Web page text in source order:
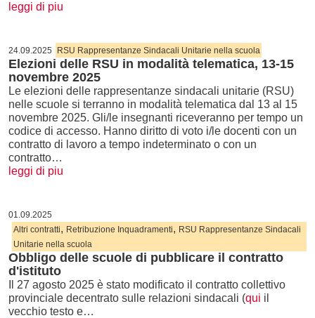
leggi di piu
24.09.2025 RSU Rappresentanze Sindacali Unitarie nella scuola
Elezioni delle RSU in modalità telematica, 13-15
novembre 2025
Le elezioni delle rappresentanze sindacali unitarie (RSU)
nelle scuole si terranno in modalità telematica dal 13 al 15
novembre 2025. Gli/le insegnanti riceveranno per tempo un
codice di accesso. Hanno diritto di voto i/le docenti con un
contratto di lavoro a tempo indeterminato o con un
contratto…
leggi di piu
01.09.2025
Altri contratti, Retribuzione Inquadramenti, RSU Rappresentanze Sindacali
Unitarie nella scuola
Obbligo delle scuole di pubblicare il contratto
d'istituto
Il 27 agosto 2025 è stato modificato il contratto collettivo
provinciale decentrato sulle relazioni sindacali (qui il
vecchio testo e…